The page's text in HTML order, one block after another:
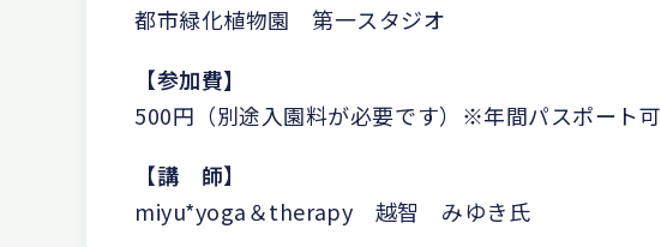
都市緑化植物園 第一スタジオ
【参加費】
500円（別途入園料が必要です）※年間パスポート可
【講 師】
miyu*yoga＆therapy 越智 みゆき氏